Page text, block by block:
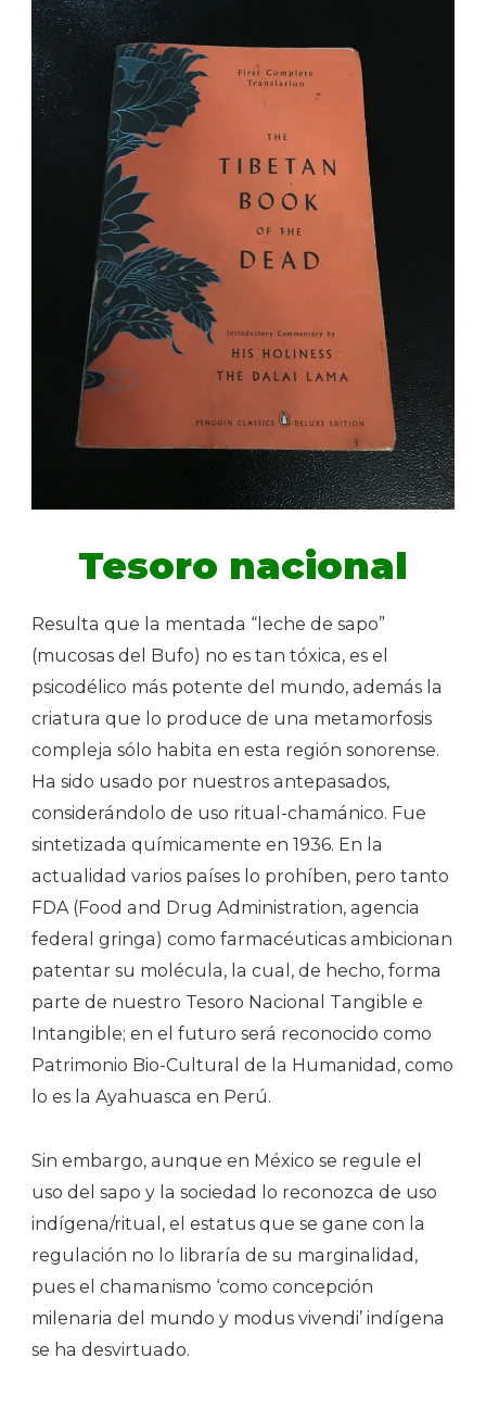
Tesoro nacional
Resulta que la mentada “leche de sapo”
(mucosas del Bufo) no es tan tóxica, es el
psicodélico más potente del mundo, además la
criatura que lo produce de una metamorfosis
compleja sólo habita en esta región sonorense.
Ha sido usado por nuestros antepasados,
considerándolo de uso ritual-chamánico. Fue
sintetizada químicamente en 1936. En la
actualidad varios países lo prohíben, pero tanto
FDA (Food and Drug Administration, agencia
federal gringa) como farmacéuticas ambicionan
patentar su molécula, la cual, de hecho, forma
parte de nuestro Tesoro Nacional Tangible e
Intangible; en el futuro será reconocido como
Patrimonio Bio-Cultural de la Humanidad, como
lo es la Ayahuasca en Perú.
Sin embargo, aunque en México se regule el
uso del sapo y la sociedad lo reconozca de uso
indígena/ritual, el estatus que se gane con la
regulación no lo libraría de su marginalidad,
pues el chamanismo ‘como concepción
milenaria del mundo y modus vivendi’ indígena
se ha desvirtuado.